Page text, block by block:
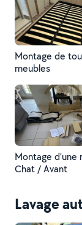
Montage de
meubles
Montage d’une
Chat / Avant
Lavage